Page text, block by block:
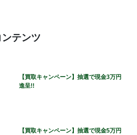
テンツ
【買取キャンペーン】抽選で現金3万円
進呈!!
【買取キャンペーン】抽選で現金5万円